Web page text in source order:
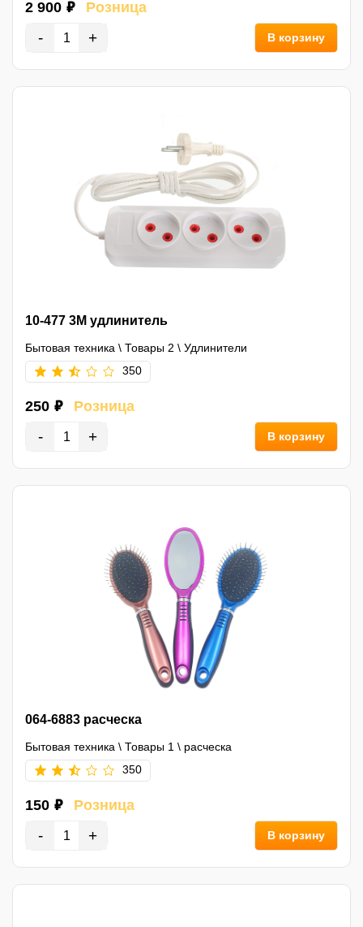
2 900 ₽ Розница
- + В корзину
10-477 3M удлинитель
Бытовая техника \ Товары 2 \ Удлинители
350
250 ₽ Розница
- + В корзину
064-6883 расческа
Бытовая техника \ Товары 1 \ расческа
350
150 ₽ Розница
- + В корзину